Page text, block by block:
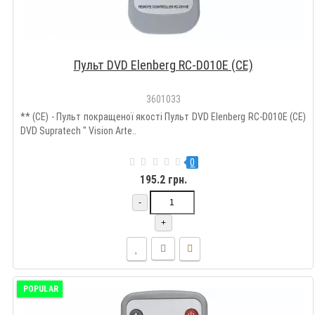
Пульт DVD Elenberg RC-D010E (CE)
3601033
** (CE) - Пульт покращеної якості Пульт DVD Elenberg RC-D010E (CE)
DVD Supratech " Vision Arte..
0
195.2 грн.
-
+
POPULAR